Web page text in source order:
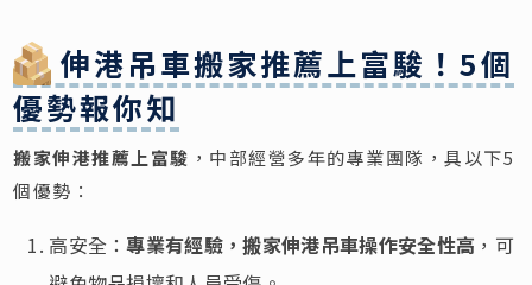
伸港吊車搬家推薦上富駿！5個
優勢報你知
搬家伸港推薦上富駿 ，中部經營多年的專業團隊，具以下5
個優勢：
高安全：專業有經驗，搬家伸港吊車操作安全性高 ，可